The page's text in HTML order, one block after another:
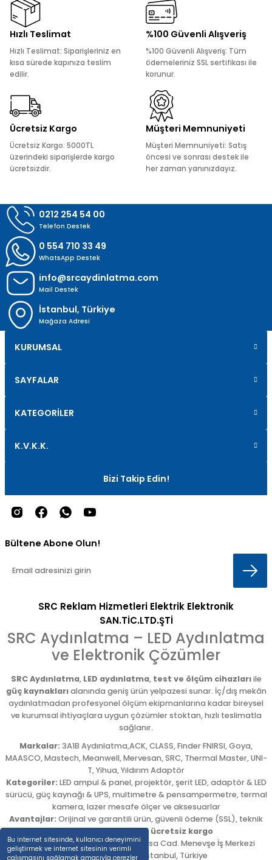
Bu internet sitesinde, kullanıcı deneyimini
geliştirmek ve internet sitesinin verimli
çalışmasını sağlamak amacıyla çerezler
Ürün resmi kalitesiz, bozuk veya görüntülenemiyor.
Ürün bilgilerinde hatalar bulunuyor.
Ürün fiyatı diğer sitelerden daha pahalı.
Bu ürüne benzer farklı alternatifler olmalı.
Hızlı Teslimat
Hızlı Teslimat: Siparişleriniz en
kısa sürede kapınıza teslim
edilir.
%100 Güvenli Alışveriş
%100 Güvenli Alışveriş: Tüm
ödemeleriniz SSL sertifikası ile
korunur.
Ücretsiz Kargo
Ücretsiz Kargo: 5000TL
üzerindeki siparişlerde kargo
ücretsizdir.
Müşteri Memnuniyeti
Müşteri Memnuniyeti: Satış
öncesi ve sonrası destek ile
her zaman yanınızdayız.
0212 254 54 00
Telefon Destek
0 554 710 33 49
WhatsApp Destek
info@srcaydinlatma.com
Mail Destek
İstanbul, Türkiye
Mağaza Adresi
KURUMSAL
SAYFALAR
KATEGORİLER
K.V.K.K.
Bizi Takip Edin!
Bültene Abone Olun!
SRC Reklam Hizmetleri Elektrik Elektronik
SAN.TİC.LTD.ŞTİ
SRC Aydınlatma – LED Aydınlatma
ve Elektronik Çözümler
SRC Aydınlatma, LED aydınlatma, test ve ölçüm cihazlarıile
güç kaynaklarıalanında geniş ürün yelpazesi sunar. İç/dış mekân
aydınlatmadan profesyonel ölçüm ekipmanlarına kadar bireysel
ve kurumsal ihtiyaçlara uygun çözümler stoktan, hızlı teslimatla
sağlanır.
Markalar: 3A1B Aydınlatma,ACK, CLASS, Finder FNIRSI, Goya,
MAASCO, Mastech, Meanwell, Mervesan, SRC, Thermal Master, UNI-
T, Yihua, Yıldırım Adaptör
Kategoriler: LED ampul & panel, projektör, şerit LED, adaptör & LED
sürücü, güç kaynağı & UPS, multimetre & pensampermetre, termal
kamera, lazer mesafe ölçer ve aksesuarlar
Avantajlar: Orijinal ve garantili ürün, güvenli ödeme (SSL), teknik
destek,5.000 TL üzeri ücretsiz kargo
Adres: Emekyemez Mah. Okçumusa Cad. Menevşe İş Merkezi
No:22/58,Beyoğlu/ İstanbul, Türkiye